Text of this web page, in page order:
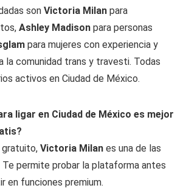
son Victoria Milan para
Ashley Madison para personas
para mujeres con experiencia y
la comunidad trans y travesti. Todas
activos en Ciudad de México.
ligar en Ciudad de México es mejor
gratuito, Victoria Milan es una de las
Te permite probar la plataforma antes
en funciones premium.